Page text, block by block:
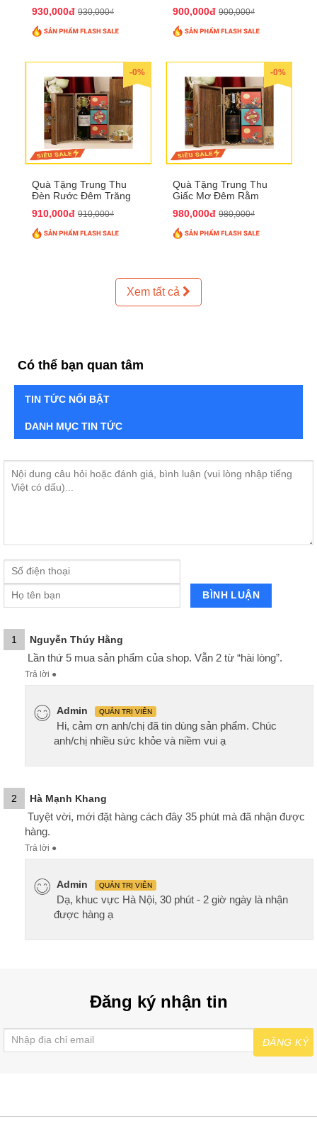
930,000đ 930,000₫ 900,000đ 900,000₫
-0%
Quà Tặng Trung Thu
Đèn Rước Đêm Trăng
910,000đ 910,000₫
-0%
Quà Tặng Trung Thu
Giấc Mơ Đêm Rằm
980,000đ 980,000₫
Xem tất cả
Có thể bạn quan tâm
TIN TỨC NỔI BẬT
DANH MỤC TIN TỨC
1 Nguyễn Thúy Hằng
Lần thứ 5 mua sản phẩm của shop. Vẫn 2 từ “hài lòng”.
Trả lời ●
Admin QUẢN TRỊ VIÊN
Hi, cảm ơn anh/chị đã tin dùng sản phẩm. Chúc
anh/chị nhiều sức khỏe và niềm vui ạ
2 Hà Mạnh Khang
Tuyệt vời, mới đặt hàng cách đây 35 phút mà đã nhận được
hàng.
Trả lời ●
Admin QUẢN TRỊ VIÊN
Dạ, khuc vực Hà Nội, 30 phút - 2 giờ ngày là nhận
được hàng ạ
Đăng ký nhận tin
ĐĂNG KÝ